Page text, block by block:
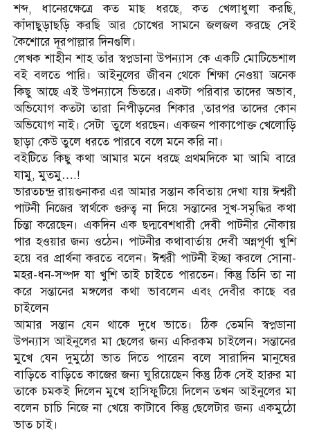
শব্দ, ধানেরক্ষেত্রে কত মাছ ধরছে, কত খেলাধুলা করছি,
কাঁদাছুড়াছড়ি করছি আর চোখের সামনে জলজল করছে সেই
কৈশোরে দূরপাল্লার দিনগুলি।
লেখক শাহীন শাহ তাঁর স্বপ্নডানা উপন্যাস কে একটি মোটিভেশাল
বই বলতে পারি। আইনুলের জীবন থেকে শিক্ষা নেওয়া অনেক
কিছু আছে এই উপন্যাসে ভিতরে। একটা পরিবার তাদের অভাব,
অভিযোগ কতটা তারা নিপীড়নের শিকার ,তারপর তাদের কোন
অভিযোগ নাই। সেটা তুলে ধরছেন। একজন পাকাপোক্ত খেলোড়ি
ছাড়া কেউ তুলে ধরতে পারবে বলে মনে করি না।
বইটিতে কিছু কথা আমার মনে ধরছে প্রথমদিকে মা আমি বারে
যামু, মুতমু….!
ভারতচন্দ্র রায়গুনাকর এর আমার সন্তান কবিতায় দেখা যায় ঈশ্বরী
পাটনী নিজের স্বার্থকে গুরুত্ব না দিয়ে সন্তানের সুখ-সমৃদ্ধির কথা
চিন্তা করেছেন। একদিন এক ছদ্মবেশধারী দেবী পাটনীর নৌকায়
পার হওয়ার জন্য ওঠেন। পাটনীর কথাবার্তায় দেবী অন্নপূর্ণা খুশি
হয়ে বর প্রার্থনা করতে বলেন। ঈশ্বরী পাটনী ইচ্ছা করলে সোনা-
মহর-ধন-সম্পদ যা খুশি তাই চাইতে পারতেন। কিন্তু তিনি তা না
করে সন্তানের মঙ্গলের কথা ভাবলেন এবং দেবীর কাছে বর
চাইলেন
আমার সন্তান যেন থাকে দুধে ভাতে। ঠিক তেমনি স্বপ্নডানা
উপন্যাস আইনুলের মা ছেলের জন্য একিরকম চাইলেন। সন্তানের
মুখে যেন দুমুঠো ভাত দিতে পারেন বলে সারাদিন মানুষের
বাড়িতে বাড়িতে কাজের জন্য ঘুরিয়েছেন কিন্তু ঠিক সেই হারুর মা
তাকে চমকই দিলেন মুখে হাসিফুটিয়ে দিলেন তখন আইনুলের মা
বলেন চাচি নিজে না খেয়ে কাটাবে কিন্তু ছেলেটার জন্য একমুঠো
ভাত চাই।